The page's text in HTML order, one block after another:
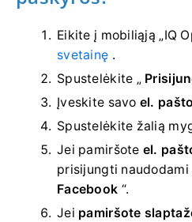
Eikite į mobiliąją „IQ
svetainę .
Spustelėkite „
Įveskite savo el.
Spustelėkite žalią
Jei pamiršote el.
prisijungti naudodami
Facebook “.
Jei pamiršote